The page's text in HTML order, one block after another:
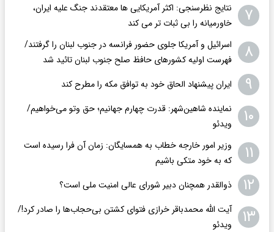
۷
نتایج نظرسنجی: اکثر آمریکایی ها معتقدند جنگ علیه ایران،
خاورمیانه را بی ثبات تر می کند
۸
اسرائیل و آمریکا جلوی حضور فرانسه در جنوب لبنان را گرفتند/
فهرست اولیه کشورهای حافظ صلح جنوب لبنان تائید شد
۹ ایران پیشنهاد الحاق خود به توافق مکه را مطرح کند
۱۰
نماینده شاهین‌شهر: قدرت چهارم جهانیم؛ حق وتو می‌خواهیم/
ویدئو
۱۱
وزیر امور خارجه خطاب به همسایگان: زمان آن فرا رسیده است
که به خود متکی باشیم
۱۲ ذوالقدر همچنان دبیر شورای ‌عالی امنیت ملی است؟
۱۳
آیت الله محمدباقر خرازی فتوای کشتن بی‌حجاب‌ها را صادر کرد!/
ویدئو